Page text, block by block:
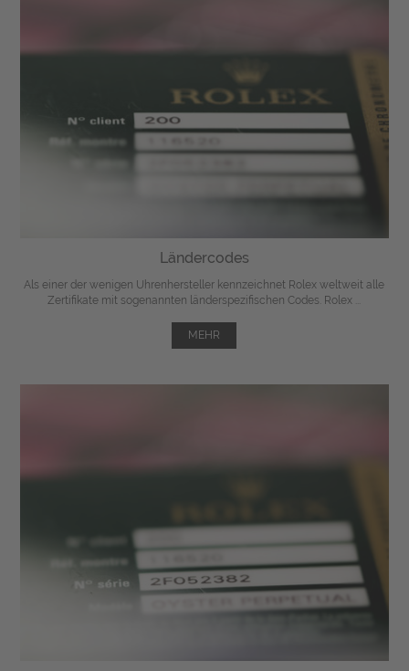
Ländercodes
Als einer der wenigen Uhrenhersteller kennzeichnet Rolex weltweit alle
Zertifikate mit sogenannten länderspezifischen Codes. Rolex ...
MEHR